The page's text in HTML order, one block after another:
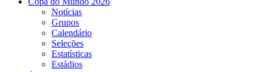
Notícias
Grupos
Calendário
Seleções
Estatísticas
Estádios